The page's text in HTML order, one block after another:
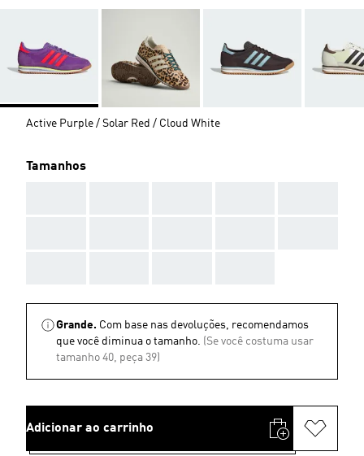
Active Purple / Solar Red / Cloud White
Tamanhos
Grande. Com base nas devoluções, recomendamos
que você diminua o tamanho. (Se você costuma usar
tamanho 40, peça 39)
Adicionar ao carrinho